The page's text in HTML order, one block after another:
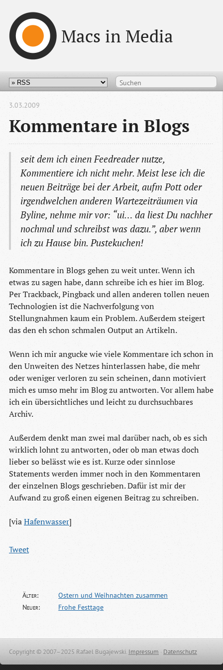
Macs in Media
Kommentare in Blogs
3.03.2009
seit dem ich einen Feedreader nutze,
Kommentiere ich nicht mehr. Meist lese ich die
neuen Beiträge bei der Arbeit, aufm Pott oder
irgendwelchen anderen Wartezeiträumen via
Byline, nehme mir vor: “ui… da liest Du nachher
nochmal und schreibst was dazu.”, aber wenn
ich zu Hause bin. Pustekuchen!
Kommentare in Blogs gehen zu weit unter. Wenn ich
etwas zu sagen habe, dann schreibe ich es hier im Blog.
Per Trackback, Pingback und allen anderen tollen neuen
Technologien ist die Nachverfolgung von
Stellungnahmen kaum ein Problem. Außerdem steigert
das den eh schon schmalen Output an Artikeln.
Wenn ich mir angucke wie viele Kommentare ich schon in
den Unweiten des Netzes hinterlassen habe, die mehr
oder weniger verloren zu sein scheinen, dann motiviert
mich es umso mehr im Blog zu antworten. Vor allem habe
ich ein übersichtliches und leicht zu durchsuchbares
Archiv.
Außerdem denkt man zwei mal darüber nach, ob es sich
wirklich lohnt zu antworten, oder ob man etwas doch
lieber so belässt wie es ist. Kurze oder sinnlose
Statements werden immer noch in den Kommentaren
der einzelnen Blogs geschrieben. Dafür ist mir der
Aufwand zu groß einen eigenen Beitrag zu schreiben.
[viaHafenwasser]
Tweet
Älter:
Ostern und Weihnachten zusammen
Neuer:
Frohe Festtage
Copyright © 2007–2025 Rafael Bugajewski. Impressum · Datenschutz